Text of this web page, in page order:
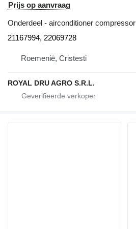
Prijs op aanvraag
Onderdeel - airconditioner compressor
21167994, 22069728
Roemenië, Cristesti
ROYAL DRU AGRO S.R.L.